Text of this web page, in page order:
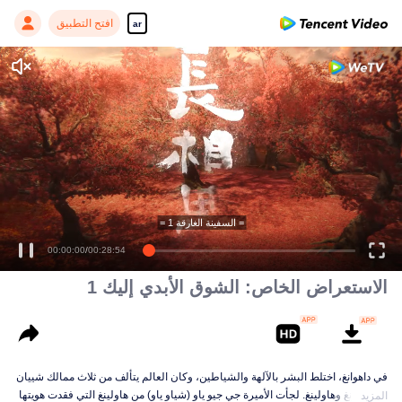
ar افتح التطبيق
00:00:00/00:28:54
= السفينة الغارقة 1 =
الاستعراض الخاص: الشوق الأبدي إليك 1
في داهوانغ، اختلط البشر بالآلهة والشياطين، وكان العالم يتألف من ثلاث ممالك شييان
و تشنرونغ وهاولينغ. لجأت الأميرة جي جيو ياو (شياو ياو) من هاولينغ التي فقدت هويتها
المزيد